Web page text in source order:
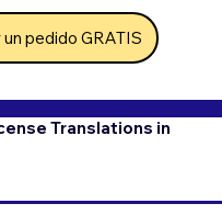
pedido GRATIS
Translations in